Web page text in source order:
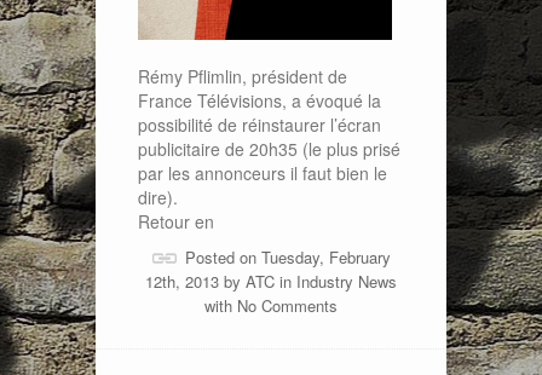
Rémy Pflimlin, président de
France Télévisions, a évoqué la
possibilité de réinstaurer l’écran
publicitaire de 20h35 (le plus prisé
par les annonceurs il faut bien le
dire).
Retour en
Posted on Tuesday, February
12th, 2013 by ATC in Industry News
with No Comments